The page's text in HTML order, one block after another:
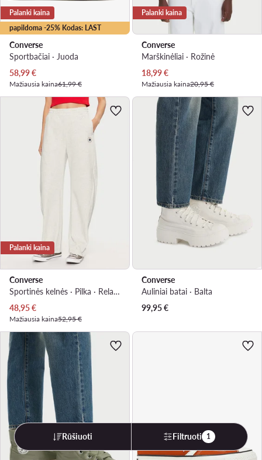
papildoma -25% Kodas: LAST
Palanki kaina
Converse
Sportbačiai · Juoda
Dabartinė kaina
58,99€
Mažiausia kaina61,99 €
Palanki kaina
Converse
Marškinėliai · Rožinė
Dabartinė kaina
18,99€
Mažiausia kaina20,95 €
Palanki kaina
Converse
Sportinės kelnės · Pilka · Relaxed Fit
Dabartinė kaina
48,95€
Mažiausia kaina52,95 €
Converse
Auliniai batai · Balta
99,95€
Rūšiuoti Filtruoti 1